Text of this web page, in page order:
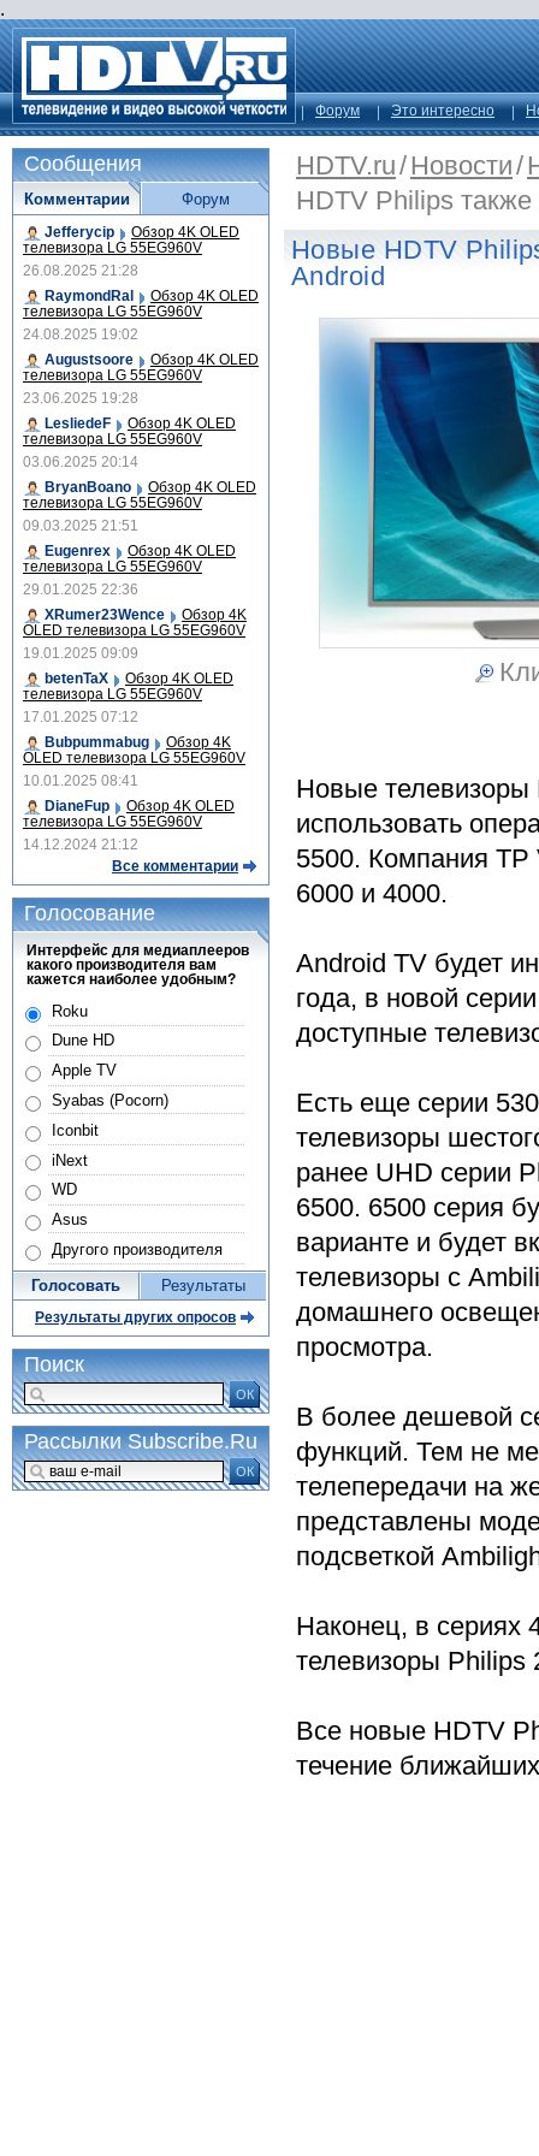
.
Форум Это интересно
HDTV.ru/Новости/
HDTV Philips
Новые HDTV
Android
Новые телевизоры
использовать
5500. Компания TP
6000 и 4000.
Android TV будет
года, в новой
доступные
Есть еще серии
телевизоры
ранее UHD серии
6500. 6500 серия
варианте и будет
телевизоры с
домашнего
просмотра.
В более дешевой
функций. Тем не
телепередачи на
представлены
подсветкой
Наконец, в сериях
телевизоры Philips
Все новые HDTV
течение
Сообщения
Комментарии
Jefferycip Обзор 4K OLED
телевизора LG 55EG960V
26.08.2025 21:28
RaymondRal
Обзор 4K OLED
телевизора LG 55EG960V
24.08.2025 19:02
Augustsoore
Обзор 4K OLED
телевизора LG 55EG960V
23.06.2025 19:28
LesliedeF
Обзор 4K OLED
телевизора LG 55EG960V
03.06.2025 20:14
BryanBoano
Обзор 4K OLED
телевизора LG 55EG960V
09.03.2025 21:51
Eugenrex
Обзор 4K OLED
телевизора LG 55EG960V
29.01.2025 22:36
XRumer23Wence
Обзор 4K
OLED телевизора LG 55EG960V
19.01.2025 09:09
betenTaX
Обзор 4K OLED
телевизора LG 55EG960V
17.01.2025 07:12
Bubpummabug
Обзор 4K
OLED телевизора LG 55EG960V
10.01.2025 08:41
DianeFup
Обзор 4K OLED
телевизора LG 55EG960V
14.12.2024 21:12
Все комментарии
Форум
Голосование
Интерфейс для медиаплееров
какого производителя вам
кажется наиболее удобным?
Roku
Dune HD
Apple TV
Syabas (Pocorn)
Iconbit
iNext
WD
Asus
Другого производителя
Голосовать Результаты
Результаты других опросов
Поиск
ОК
Рассылки Subscribe.Ru
ОК